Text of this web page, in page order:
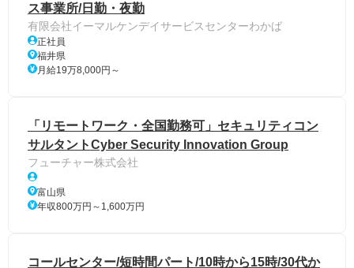
ス事業所/日勤・夜勤
有限会社イーマルケンデイサービスセンターわかば
正社員
福井県
月給19万8,000円～
「リモートワーク・全国勤務可」セキュリティコン
サルタントCyber Security Innovation Group
フューチャー株式会社
富山県
年収800万円～1,600万円
コールセンター/短時間パート/10時から15時/30代か